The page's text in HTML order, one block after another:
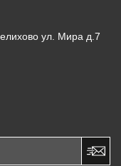
ул. Мира д.7